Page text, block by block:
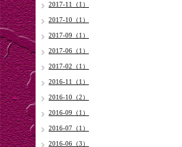
2017-11（1）
2017-10（1）
2017-09（1）
2017-06（1）
2017-02（1）
2016-11（1）
2016-10（2）
2016-09（1）
2016-07（1）
2016-06（3）